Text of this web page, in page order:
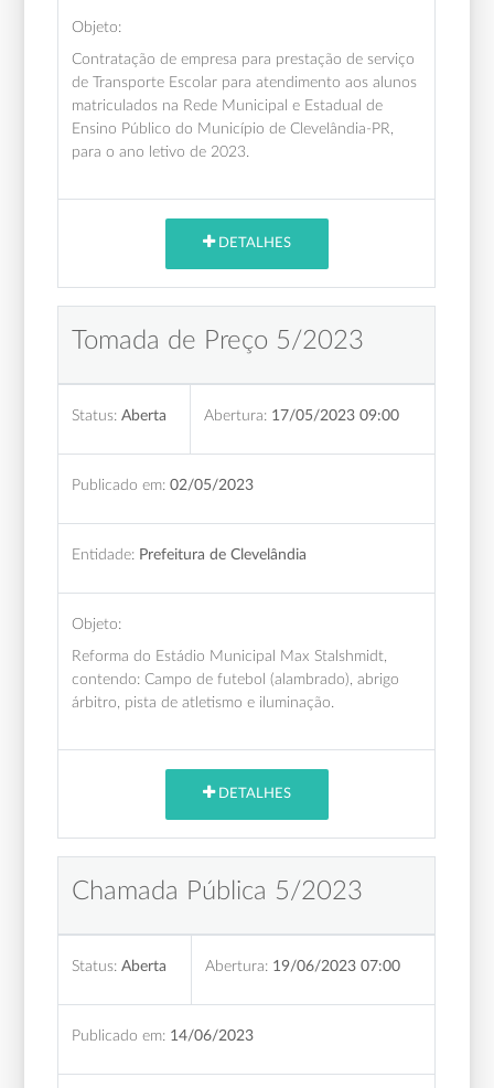
Objeto:
Contratação de empresa para prestação de serviço
de Transporte Escolar para atendimento aos alunos
matriculados na Rede Municipal e Estadual de
Ensino Público do Município de Clevelândia-PR,
para o ano letivo de 2023.
DETALHES
Tomada de Preço 5/2023
Status: Aberta Abertura: 17/05/2023 09:00
Publicado em: 02/05/2023
Entidade: Prefeitura de Clevelândia
Objeto:
Reforma do Estádio Municipal Max Stalshmidt,
contendo: Campo de futebol (alambrado), abrigo
árbitro, pista de atletismo e iluminação.
DETALHES
Chamada Pública 5/2023
Status: Aberta Abertura: 19/06/2023 07:00
Publicado em: 14/06/2023